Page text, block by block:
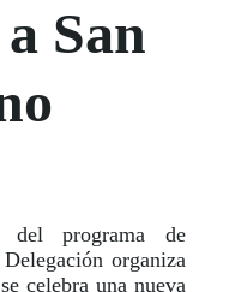
San
del programa de
organiza
celebra una nueva